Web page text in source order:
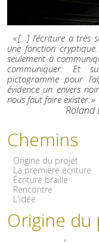
« […] l’écriture a très
une fonction
seulement à
communiquer. Et
pictogramme pour
évidence un envers
nous faut faire exister. »
Roland
Chemins
Origine du projet
La première écriture
Écriture braille
Rencontre
L'idée
Origine